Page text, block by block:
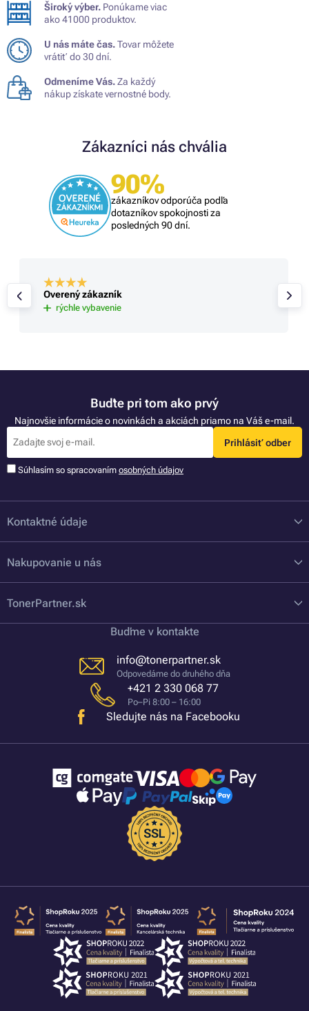
Široký výber. Ponúkame viac
ako 41000 produktov.
U nás máte čas.Tovar môžete
vrátiť do 30 dní.
Odmeníme Vás.Za každý
nákup získate vernostné body.
Zákazníci nás chvália
90%
zákazníkov odporúča podľa
dotazníkov spokojnosti za
posledných 90 dní.
Overený zákazník
rýchle vybavenie
Buďte pri tom ako prvý
Najnovšie informácie o novinkách a akciách priamo na Váš e-mail.
Prihlásiť odber
Súhlasím so spracovaním osobných údajov
Kontaktné údaje
Nakupovanie u nás
TonerPartner.sk
Buďme v kontakte
info@tonerpartner.sk
Odpovedáme do druhého dňa
+421 2 330 068 77
Po–Pi 8:00 – 16:00
Sledujte nás na Facebooku